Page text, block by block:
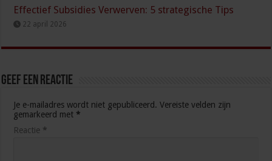
Effectief Subsidies Verwerven: 5 strategische Tips
22 april 2026
Geef een reactie
Je e-mailadres wordt niet gepubliceerd. Vereiste velden zijn
gemarkeerd met *
Reactie *